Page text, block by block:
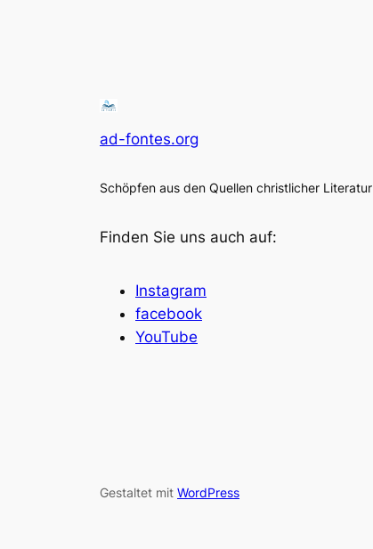
ad-fontes.org
Schöpfen aus den Quellen christlicher Literatur
Finden Sie uns auch auf:
Instagram
facebook
YouTube
Gestaltet mit WordPress